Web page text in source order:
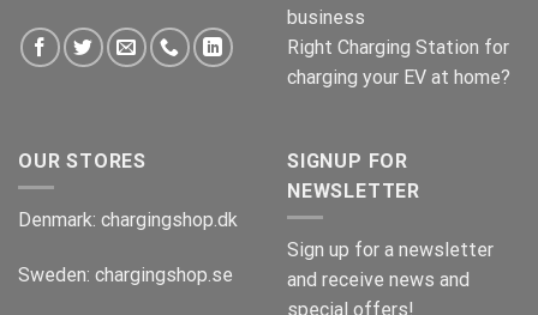
business
Right Charging Station for
charging your EV at home?
OUR STORES
Denmark: chargingshop.dk
Sweden: chargingshop.se
SIGNUP FOR
NEWSLETTER
Sign up for a newsletter
and receive news and
special offers!